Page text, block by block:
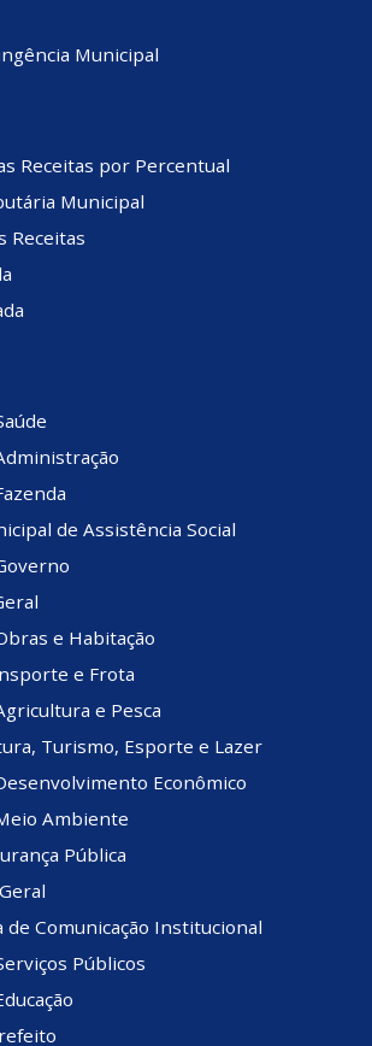
Municipal
Receitas por Percentual
Municipal
Receitas
de Assistência Social
e Habitação
e Frota
e Pesca
Turismo, Esporte e Lazer
Econômico
Ambiente
Pública
de Comunicação Institucional
Públicos